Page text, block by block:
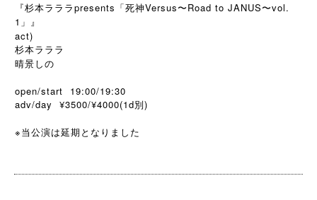
『杉本ラララpresents「死神Versus〜Road to JANUS〜vol.
1」』
act)
杉本ラララ
晴景しの
open/start 19:00/19:30
adv/day ¥3500/¥4000(1d別)
※当公演は延期となりました